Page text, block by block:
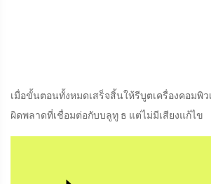
เมื่อขั้นตอนทั้งหมดเสร็จสิ้นให้รีบูตเครื่องคอมพิ
ผิดพลาดที่เชื่อมต่อกับบลูทู ธ แต่ไม่มีเสียงแก้ไข